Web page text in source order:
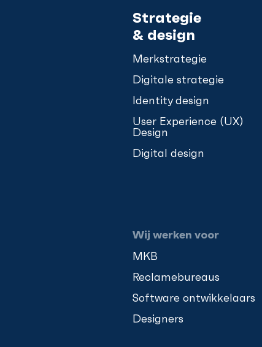
Strategie
& design
Merkstrategie
Digitale strategie
Identity design
User Experience (UX)
Design
Digital design
Wij werken voor
MKB
Reclamebureaus
Software ontwikkelaars
Designers